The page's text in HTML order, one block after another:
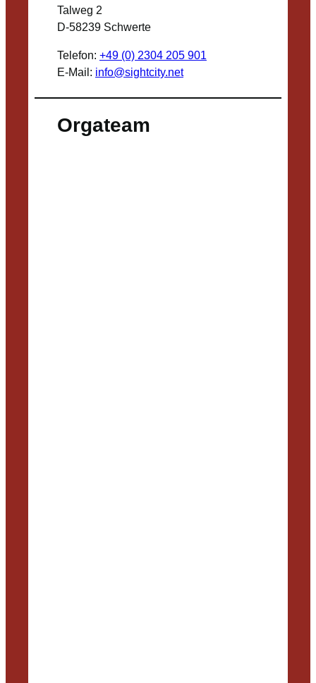
Talweg 2
D-58239 Schwerte
Telefon: +49 (0) 2304 205 901
E-Mail: info@sightcity.net
Orgateam